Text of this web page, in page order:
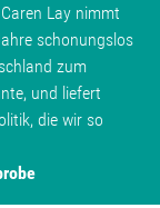
Lay nimmt
schonungslos
zum
und liefert
die wir so